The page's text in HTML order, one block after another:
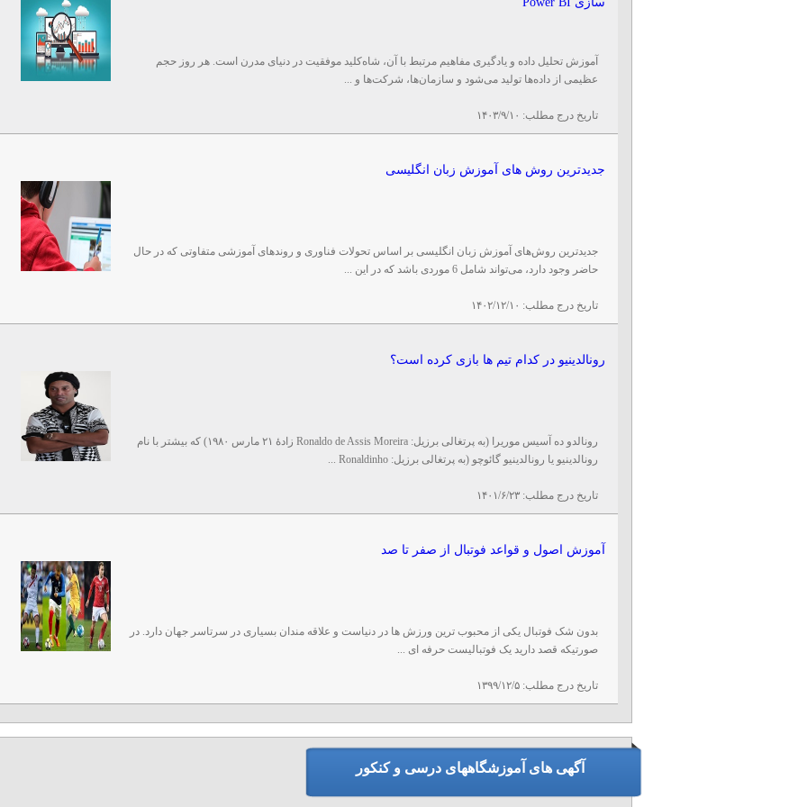
آموزش تحلیل داده و یادگیری مفاهیم مرتبط با آن، شاه‌کلید موفقیت در دنیای مدرن است. هر روز حجم
عظیمی از داده‌ها تولید می‌شود و سازمان‌ها، شرکت‌ها و ...
تاریخ درج مطلب: ۱۴۰۳/۹/۱۰
جدیدترین روش های آموزش زبان انگلیسی
جدیدترین روش‌های آموزش زبان انگلیسی بر اساس تحولات فناوری و روند‌های آموزشی متفاوتی که در حال
حاضر وجود دارد، می‌تواند شامل 6 موردی باشد که در این ...
تاریخ درج مطلب: ۱۴۰۲/۱۲/۱۰
رونالدینیو در کدام تیم ها بازی کرده است؟
رونالدو ده آسیس موریرا (به پرتغالی برزیل: Ronaldo de Assis Moreira زادهٔ ۲۱ مارس ۱۹۸۰) که بیشتر با نام
رونالدینیو یا رونالدینیو گائوچو (به پرتغالی برزیل: Ronaldinho ...
تاریخ درج مطلب:۱۴۰۱/۶/۲۳
آموزش اصول و قواعد فوتبال از صفر تا صد
بدون شک فوتبال یکی از محبوب ترین ورزش ها در دنیاست و علاقه مندان بسیاری در سرتاسر جهان دارد. در
صورتیکه قصد دارید یک فوتبالیست حرفه ای ...
تاریخ درج مطلب:۱۳۹۹/۱۲/۵
آگهی های آموزشگاههای درسی و کنکور